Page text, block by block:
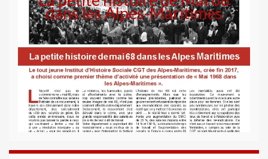
dans les Alpes-Maritimes